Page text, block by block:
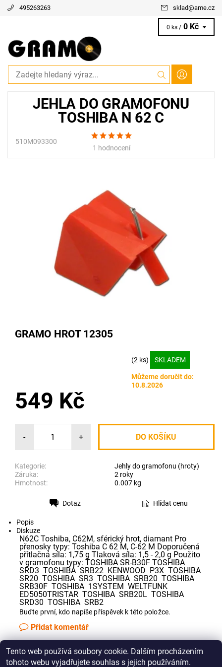
495263263 sklad@ame.cz
0 ks / 0 Kč
JEHLA DO GRAMOFONU
TOSHIBA N 62 C
510M093300
1 hodnocení
GRAMO HROT 12305
(2 ks) SKLADEM
Můžeme doručit do:
10.8.2026
549 Kč
- +
Kategorie:
Jehly do gramofonu (hroty)
Záruka:
2 roky
Hmotnost:
0.007 kg
Dotaz Hlídat cenu
Popis
Diskuze
N62C Toshiba, C62M, sférický hrot, diamant Pro
přenosky typy: Toshiba C 62 M, C-62 M Doporučená
přítlačná síla: 1,75 g Tlaková síla: 1,5 - 2,0 g Použito
v gramofonu typy: TOSHIBA SR-B30F TOSHIBA
SRD3 TOSHIBA SRB22 KENWOOD P3X TOSHIBA
SR20 TOSHIBA SR3 TOSHIBA SRB20 TOSHIBA
SRB30F TOSHIBA 1SYSTEM WELTFUNK
ED5050TRISTAR TOSHIBA SRB20L TOSHIBA
SRD30 TOSHIBA SRB2
Buďte první, kdo napíše příspěvek k této položce.
Přidat komentář
Jak správně změřit řemínek pro Vaše audio zařízení
Tento web používá soubory cookie. Dalším procházením
tohoto webu vyjadřujete souhlas s jejich používáním.